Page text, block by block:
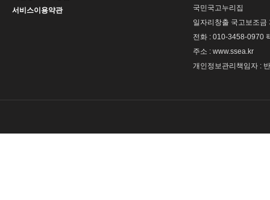
서비스이용약관
국민국고누리집
일자리창출 국고보조금
전화 : 010-3458-0970
주소 : www.ssea.kr
개인정보관리책임자 :